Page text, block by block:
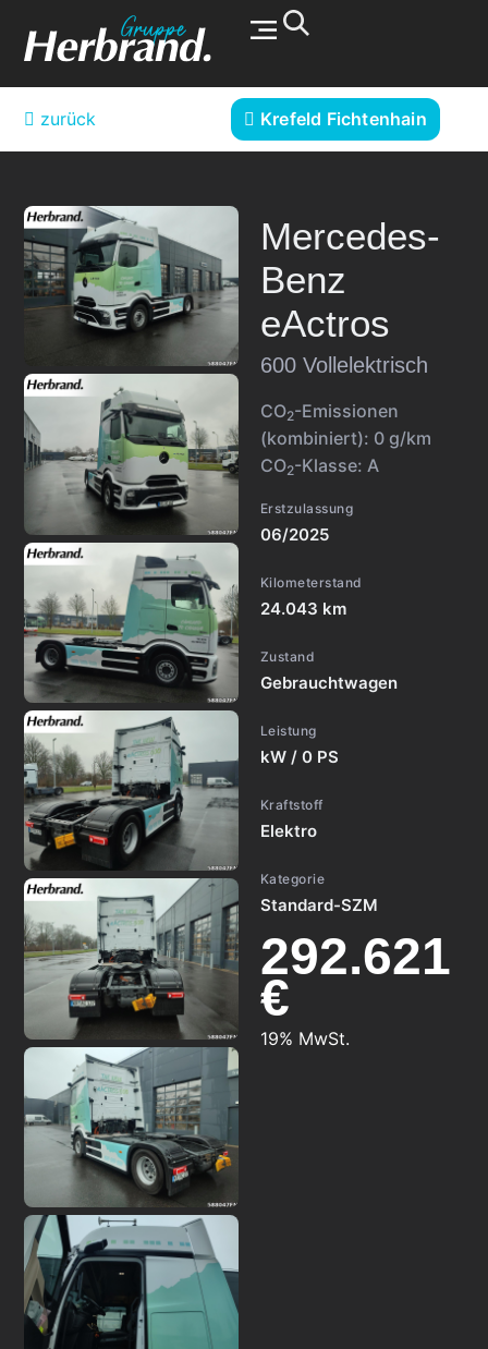
zurück Krefeld Fichtenhain
Mercedes-
Benz
eActros
600 Vollelektrisch
CO2-Emissionen
(kombiniert): 0 g/km
CO2-Klasse: A
Erstzulassung
06/2025
Kilometerstand
24.043 km
Zustand
Gebrauchtwagen
Leistung
kW / 0 PS
Kraftstoff
Elektro
Kategorie
Standard-SZM
292.621
€
19% MwSt.